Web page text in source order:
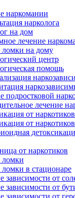
наркомании
нарколога
на дом
лечение
ломки на дому
центр
помощь
подростковой
лечение
от наркотиков
от
от наркотиков
ломки
в стационаре
зависимости от
зависимости от
зависимости от